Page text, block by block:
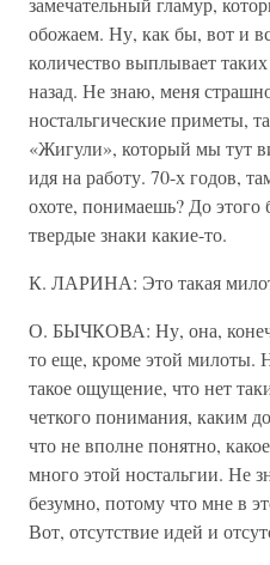
обожаем. Ну, как бы, вот и
количество выплывает
назад. Не знаю, меня
ностальгические приметы,
«Жигули», который мы тут
идя на работу. 70-х годов,
охоте, понимаешь? До
твердые знаки какие-то.
К. ЛАРИНА: Это такая
О. БЫЧКОВА: Ну, она,
то еще, кроме этой милоты.
такое ощущение, что нет
четкого понимания, каким
что не вполне понятно,
много этой ностальгии. Не
безумно, потому что мне в
Вот, отсутствие идей и